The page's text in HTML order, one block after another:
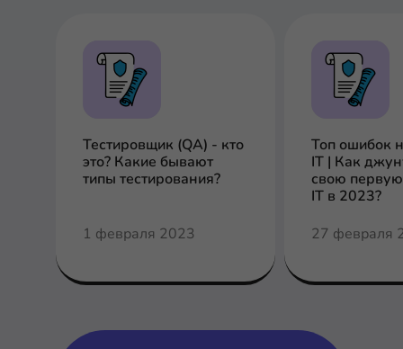
Тестировщик (QA) - кто
это? Какие бывают
типы тестирования?
1 февраля 2023
Топ ошибок
IT | Как
свою
IT в 2023?
27 февраля